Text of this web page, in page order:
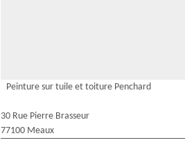
Peinture sur tuile et toiture Penchard
30 Rue Pierre Brasseur
77100 Meaux